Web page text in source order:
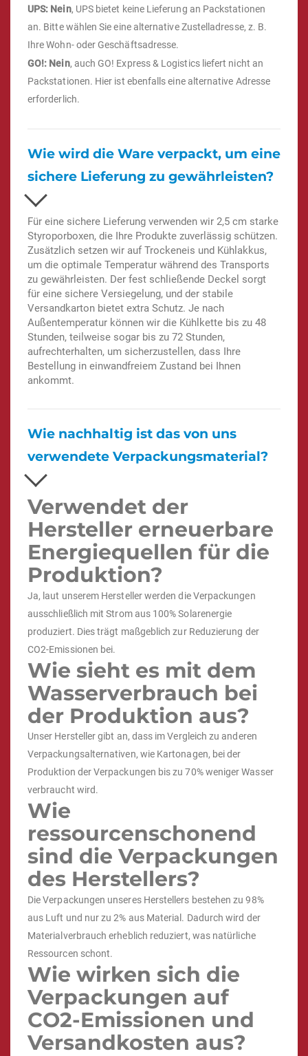
UPS: Nein, UPS bietet keine Lieferung an Packstationen
an. Bitte wählen Sie eine alternative Zustelladresse, z. B.
Ihre Wohn- oder Geschäftsadresse.
GO!: Nein, auch GO! Express & Logistics liefert nicht an
Packstationen. Hier ist ebenfalls eine alternative Adresse
erforderlich.
Wie wird die Ware verpackt, um eine
sichere Lieferung zu gewährleisten?
Für eine sichere Lieferung verwenden wir 2,5 cm starke
Styroporboxen, die Ihre Produkte zuverlässig schützen.
Zusätzlich setzen wir auf Trockeneis und Kühlakkus,
um die optimale Temperatur während des Transports
zu gewährleisten. Der fest schließende Deckel sorgt
für eine sichere Versiegelung, und der stabile
Versandkarton bietet extra Schutz. Je nach
Außentemperatur können wir die Kühlkette bis zu 48
Stunden, teilweise sogar bis zu 72 Stunden,
aufrechterhalten, um sicherzustellen, dass Ihre
Bestellung in einwandfreiem Zustand bei Ihnen
ankommt.
Wie nachhaltig ist das von uns
verwendete Verpackungsmaterial?
Verwendet der
Hersteller erneuerbare
Energiequellen für die
Produktion?
Ja, laut unserem Hersteller werden die Verpackungen
ausschließlich mit Strom aus 100% Solarenergie
produziert. Dies trägt maßgeblich zur Reduzierung der
CO2-Emissionen bei.
Wie sieht es mit dem
Wasserverbrauch bei
der Produktion aus?
Unser Hersteller gibt an, dass im Vergleich zu anderen
Verpackungsalternativen, wie Kartonagen, bei der
Produktion der Verpackungen bis zu 70% weniger Wasser
verbraucht wird.
Wie
ressourcenschonend
sind die Verpackungen
des Herstellers?
Die Verpackungen unseres Herstellers bestehen zu 98%
aus Luft und nur zu 2% aus Material. Dadurch wird der
Materialverbrauch erheblich reduziert, was natürliche
Ressourcen schont.
Wie wirken sich die
Verpackungen auf
CO2-Emissionen und
Versandkosten aus?